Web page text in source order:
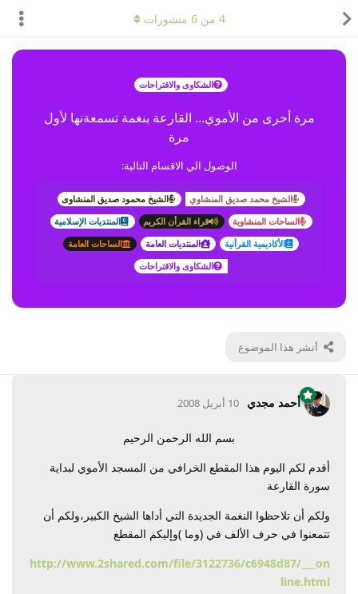
الشكاوى والاقتراحات
مرة أخرى من الأموي... القارعة بنغمة تسمعةنها لأول
مرة
الوصول الي الاقسام التالية:
الشيخ محمد صديق المنشاوي
الشيخ محمود صديق المنشاوى
الساحات المنشاوية
قراء القرأن الكريم
المنتديات الإسلامية
الأكاديمية القرأنية
المنتديات العامة
الساحات العامة
الشكاوى والاقتراحات
أنشر هذا الموضوع
4 من6 منشورات
أحمد مجدي 10 أبريل 2008
بسم الله الرحمن الرحيم
أقدم لكم اليوم هذا المقطع الخرافي من المسجد الأموي لبداية
سورة القارعة
ولكم أن تلاحظوا النغمة الجديدة التي أداها الشيخ الكبير،ولكم أن
تتمعنوا في حرف الألف في (وما )وإليكم المقطع
http://www.2shared.com/file/3122736/c6948d87/___on
line.html